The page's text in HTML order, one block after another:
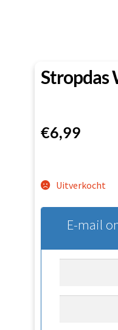
Stropdas
€6,99
Uitverkocht
E-mail